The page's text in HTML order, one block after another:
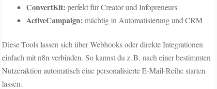
ConvertKit: perfekt für Creator und Infopreneurs
ActiveCampaign: mächtig in Automatisierung und CRM
Diese Tools lassen sich über Webhooks oder direkte Integrationen
einfach mit n8n verbinden. So kannst du z. B. nach einer bestimmten
Nutzeraktion automatisch eine personalisierte E-Mail-Reihe starten
lassen.